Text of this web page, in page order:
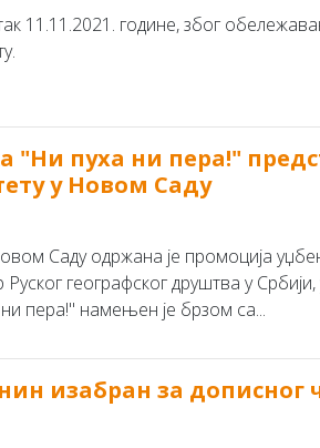
11.11.2021. године, због
"Ни пуха ни пера!"
у Новом Саду
Саду одржана је промоција
географског друштва у
пера!" намењен је брзом са...
изабран за дописног